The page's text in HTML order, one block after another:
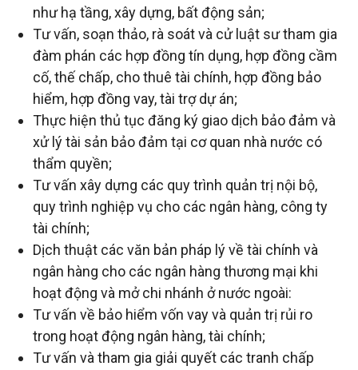
diện
như hạ tầng, xây dựng, bất động sản;
Tư vấn, soạn thảo, rà soát và cử luật sư tham gia
đàm phán các hợp đồng tín dụng, hợp đồng cầm
cố, thế chấp, cho thuê tài chính, hợp đồng bảo
hiểm, hợp đồng vay, tài trợ dự án;
Thực hiện thủ tục đăng ký giao dịch bảo đảm và
xử lý tài sản bảo đảm tại cơ quan nhà nước có
thẩm quyền;
Tư vấn xây dựng các quy trình quản trị nội bộ,
quy trình nghiệp vụ cho các ngân hàng, công ty
tài chính;
Dịch thuật các văn bản pháp lý về tài chính và
ngân hàng cho các ngân hàng thương mại khi
hoạt động và mở chi nhánh ở nước ngoài:
Tư vấn về bảo hiểm vốn vay và quản trị rủi ro
trong hoạt động ngân hàng, tài chính;
Tư vấn và tham gia giải quyết các tranh chấp